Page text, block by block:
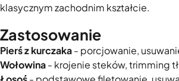
klasycznym zachodnim kształcie.
Zastosowanie
Pierś z kurczaka- porcjowanie,
Wołowina- krojenie steków, trimming